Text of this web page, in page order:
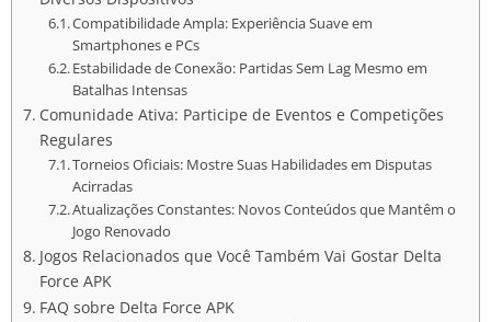
Compatibilidade Ampla: Experiência Suave em
Smartphones e PCs
Estabilidade de Conexão: Partidas Sem Lag Mesmo em
Batalhas Intensas
Comunidade Ativa: Participe de Eventos e Competições
Regulares
Torneios Oficiais: Mostre Suas Habilidades em Disputas
Acirradas
Atualizações Constantes: Novos Conteúdos que Mantêm o
Jogo Renovado
Jogos Relacionados que Você Também Vai Gostar Delta
Force APK
FAQ sobre Delta Force APK